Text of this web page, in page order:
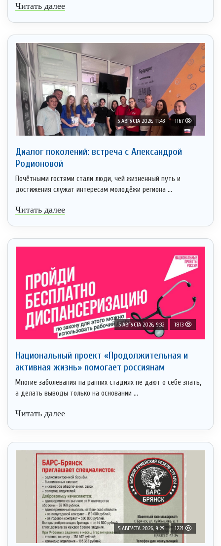
Читать далее
5 АВГУСТА 2026, 11:43 1167
Диалог поколений: встреча с Александрой
Родионовой
Почётными гостями стали люди, чей жизненный путь и
достижения служат интересам молодёжи региона ...
Читать далее
5 АВГУСТА 2026, 9:32 1813
Национальный проект «Продолжительная и
активная жизнь» помогает россиянам
Многие заболевания на ранних стадиях не дают о себе знать,
а делать выводы только на основании ...
Читать далее
5 АВГУСТА 2026, 9:29 1221